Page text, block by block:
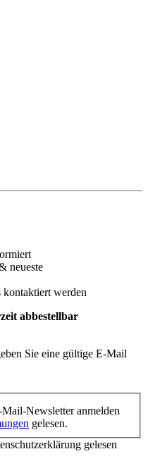
neueste
werden
abbestellbar
Sie eine gültige E-Mail
gelesen.
gelesen